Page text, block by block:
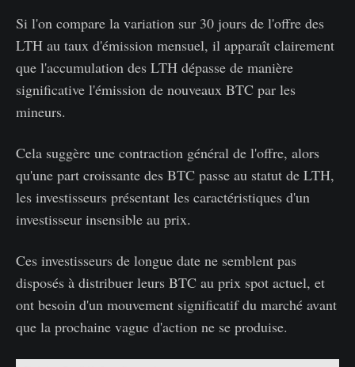
Si l'on compare la variation sur 30 jours de l'offre des
LTH au taux d'émission mensuel, il apparaît clairement
que l'accumulation des LTH dépasse de manière
significative l'émission de nouveaux BTC par les
mineurs.
Cela suggère une contraction général de l'offre, alors
qu'une part croissante des BTC passe au statut de LTH,
les investisseurs présentant les caractéristiques d'un
investisseur insensible au prix.
Ces investisseurs de longue date ne semblent pas
disposés à distribuer leurs BTC au prix spot actuel, et
ont besoin d'un mouvement significatif du marché avant
que la prochaine vague d'action ne se produise.